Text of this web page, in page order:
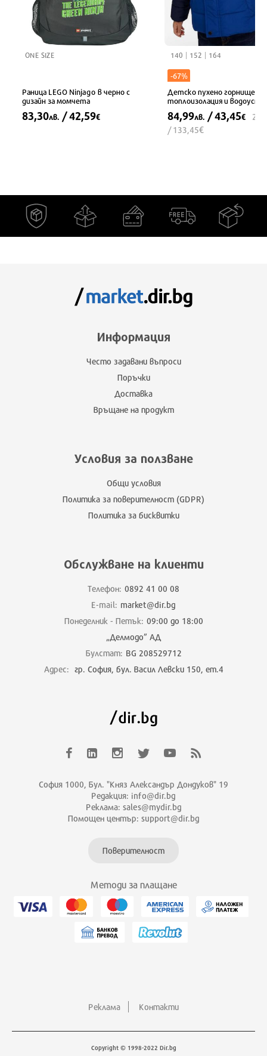
ONE SIZE
Раница LEGO Ninjago в черно с
дизайн за момчета
83,30лв. / 42,59€
140 152 164
-67%
Детско пухено горнище с
топлоизолация и
покритие, синьо
84,99лв. / 43,45€
/ 133,45€
Информация
Често задавани въпроси
Поръчки
Доставка
Връщане на продукт
Условия за ползване
Общи условия
Политика за поверителност (GDPR)
Политика за бисквитки
Обслужване на клиенти
Телефон: 0892 41 00 08
E-mail: market@dir.bg
Понеделник - Петък: 09:00 до 18:00
„Делмодо” АД
Булстат: BG 208529712
Адрес: гр. София, бул. Васил Левски 150, ет.4
София 1000, Бул. "Княз Александър Дондуков" 19
Редакция: info@dir.bg
Реклама: sales@mydir.bg
Помощен център: support@dir.bg
Поверителност
Методи за плащане
Реклама Контакти
Copyright © 1998-2022 Dir.bg